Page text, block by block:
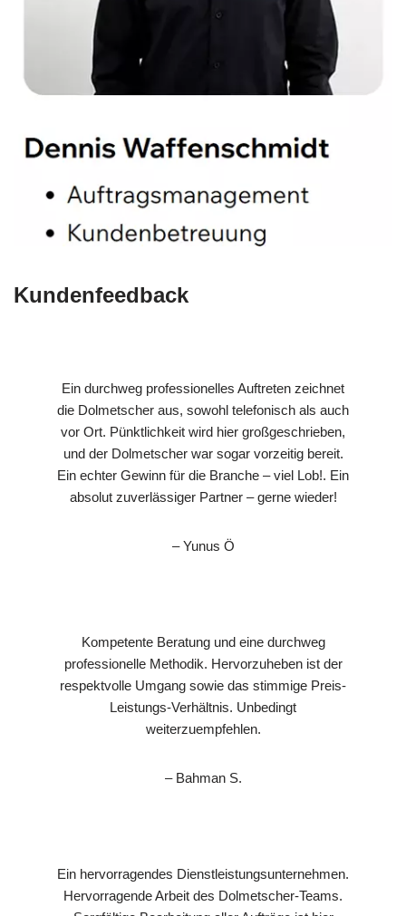
Kundenfeedback
Ein durchweg professionelles Auftreten zeichnet
die Dolmetscher aus, sowohl telefonisch als auch
vor Ort. Pünktlichkeit wird hier großgeschrieben,
und der Dolmetscher war sogar vorzeitig bereit.
Ein echter Gewinn für die Branche – viel Lob!. Ein
absolut zuverlässiger Partner – gerne wieder!
– Yunus Ö
Kompetente Beratung und eine durchweg
professionelle Methodik. Hervorzuheben ist der
respektvolle Umgang sowie das stimmige Preis-
Leistungs-Verhältnis. Unbedingt
weiterzuempfehlen.
– Bahman S.
Ein hervorragendes Dienstleistungsunternehmen.
Hervorragende Arbeit des Dolmetscher-Teams.